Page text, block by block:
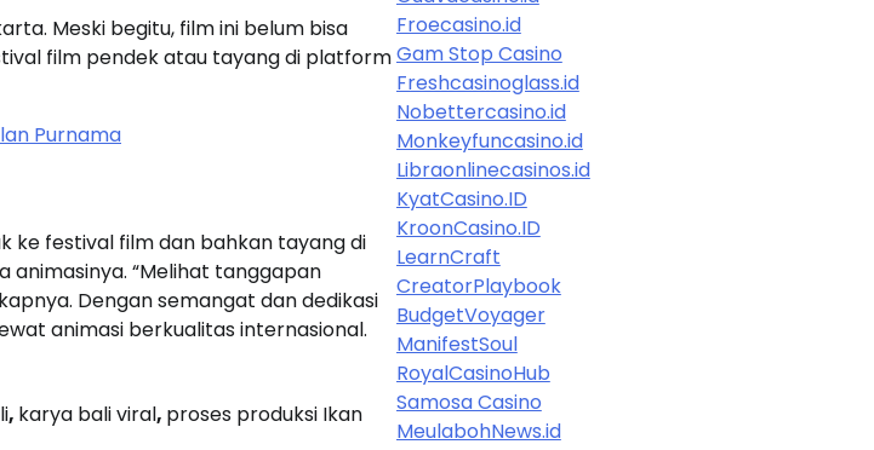
Meski begitu, film ini belum bisa
film pendek atau tayang di platform
Purnama
ke festival film dan bahkan tayang di
animasinya. “Melihat tanggapan
Dengan semangat dan dedikasi
animasi berkualitas internasional.
, karya bali viral, proses produksi Ikan
Froecasino.id
Gam Stop Casino
Freshcasinoglass.id
Nobettercasino.id
Monkeyfuncasino.id
Libraonlinecasinos.id
KyatCasino.ID
KroonCasino.ID
LearnCraft
CreatorPlaybook
BudgetVoyager
ManifestSoul
RoyalCasinoHub
Samosa Casino
MeulabohNews.id